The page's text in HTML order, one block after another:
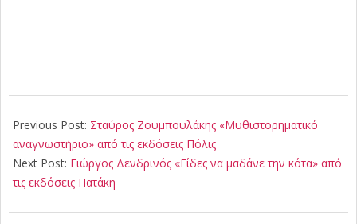
11-
24
Previous Post: Σταύρος Ζουμπουλάκης «Mυθιστορηματικό
αναγνωστήριο» από τις εκδόσεις Πόλις
Next Post: Γιώργος Δενδρινός «Είδες να μαδάνε την κότα» από
τις εκδόσεις Πατάκη